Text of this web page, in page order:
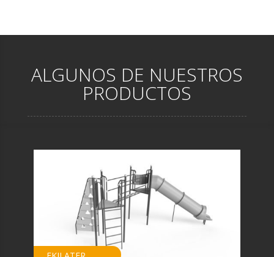
ALGUNOS DE NUESTROS
PRODUCTOS